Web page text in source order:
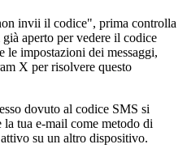
invii il codice", prima controlla
aperto per vedere il codice
le impostazioni dei messaggi,
X per risolvere questo
dovuto al codice SMS si
tua e-mail come metodo di
su un altro dispositivo.